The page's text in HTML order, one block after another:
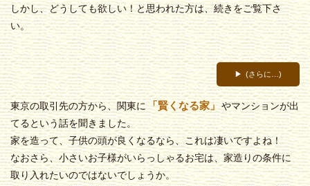
しかし、どうしても欲しい！と思われた方は、続きをご覧下さ
い。
(さらに…)
東京の取引先の方から、関東に「賢くなる家」やマンションが出
てるという話を聞きました。
家を造って、子供の頭が良くなるなら、これは凄いですよね！
なおさら、小さいお子様がいらっしゃるお宅は、家造りの条件に
取り入れたいのではないでしょうか。